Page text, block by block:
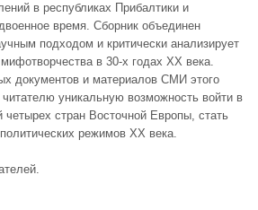
в республиках Прибалтики и
время. Сборник объединен
подходом и критически анализирует
в 30-х годах XX века.
документов и материалов СМИ этого
уникальную возможность войти в
четырех стран Восточной Европы, стать
режимов XX века.